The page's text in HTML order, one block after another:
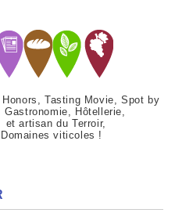
Tasting Movie, Spot by
Hôtellerie,
artisan du Terroir,
viticoles !